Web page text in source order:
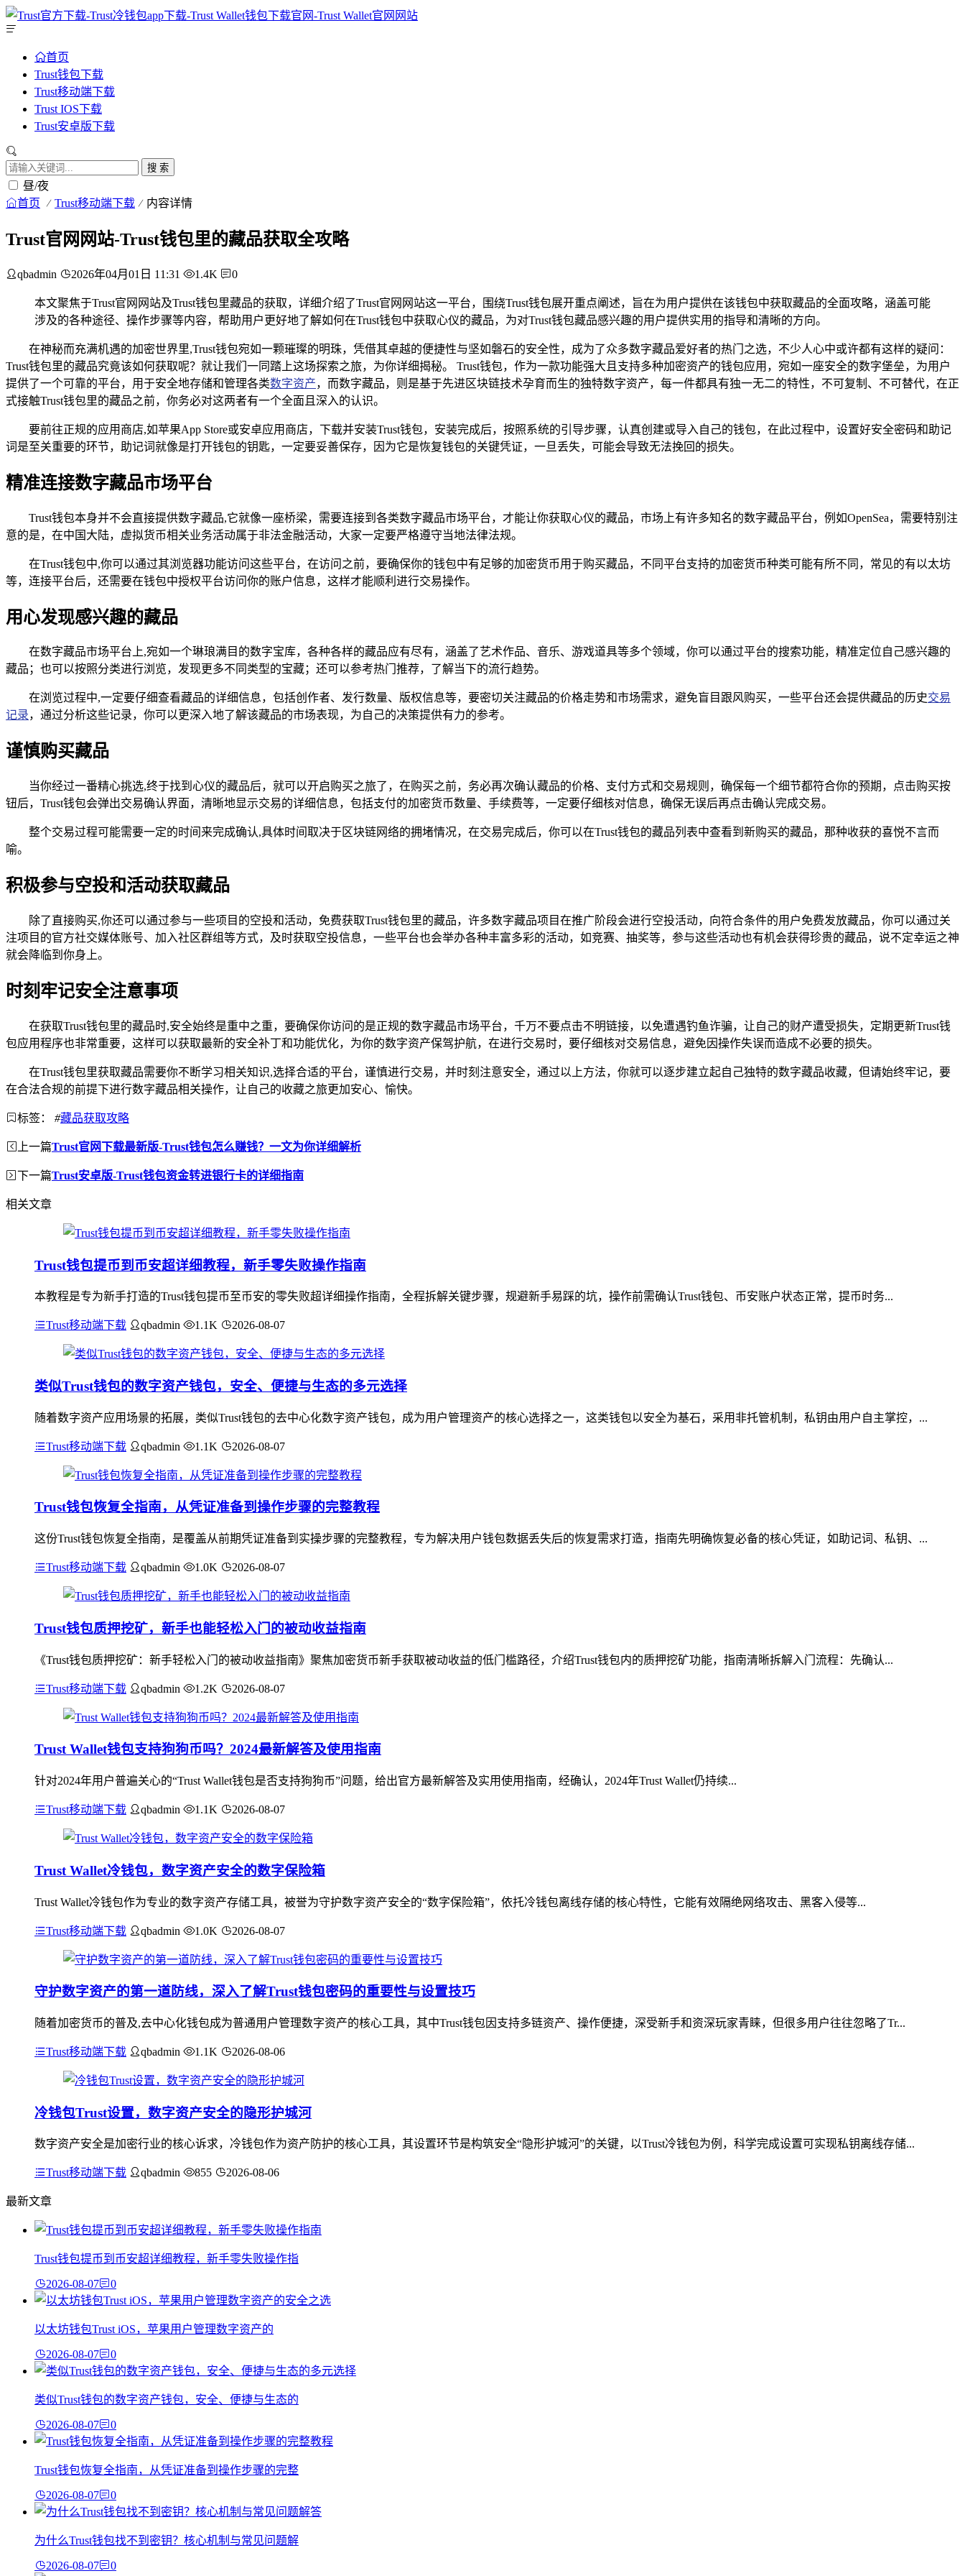
首页
Trust钱包下载
Trust移动端下载
Trust IOS下载
Trust安卓版下载
搜 索
昼/夜
首页 Trust移动端下载 内容详情
Trust官网网站-Trust钱包里的藏品获取全攻略
qbadmin 2026年04月01日 11:31 1.4K 0
本文聚焦于Trust官网网站及Trust钱包里藏品的获取，详细介绍了Trust官网网站这一平台，围绕Trust钱包展开重点阐述，旨在为用户提供在该钱包中获取藏品的全面攻略，涵盖可能
涉及的各种途径、操作步骤等内容，帮助用户更好地了解如何在Trust钱包中获取心仪的藏品，为对Trust钱包藏品感兴趣的用户提供实用的指导和清晰的方向。
在神秘而充满机遇的加密世界里,Trust钱包宛如一颗璀璨的明珠，凭借其卓越的便捷性与坚如磐石的安全性，成为了众多数字藏品爱好者的热门之选，不少人心中或许都有这样的疑问：
Trust钱包里的藏品究竟该如何获取呢？就让我们一同踏上这场探索之旅，为你详细揭秘。 Trust钱包，作为一款功能强大且支持多种加密资产的钱包应用，宛如一座安全的数字堡垒，为用户
提供了一个可靠的平台，用于安全地存储和管理各类数字资产，而数字藏品，则是基于先进区块链技术孕育而生的独特数字资产，每一件都具有独一无二的特性，不可复制、不可替代，在正
式接触Trust钱包里的藏品之前，你务必对这两者有一个全面且深入的认识。
要前往正规的应用商店,如苹果App Store或安卓应用商店，下载并安装Trust钱包，安装完成后，按照系统的引导步骤，认真创建或导入自己的钱包，在此过程中，设置好安全密码和助记
词是至关重要的环节，助记词就像是打开钱包的钥匙，一定要妥善保存，因为它是恢复钱包的关键凭证，一旦丢失，可能会导致无法挽回的损失。
精准连接数字藏品市场平台
Trust钱包本身并不会直接提供数字藏品,它就像一座桥梁，需要连接到各类数字藏品市场平台，才能让你获取心仪的藏品，市场上有许多知名的数字藏品平台，例如OpenSea，需要特别注
意的是，在中国大陆，虚拟货币相关业务活动属于非法金融活动，大家一定要严格遵守当地法律法规。
在Trust钱包中,你可以通过其浏览器功能访问这些平台，在访问之前，要确保你的钱包中有足够的加密货币用于购买藏品，不同平台支持的加密货币种类可能有所不同，常见的有以太坊
等，连接平台后，还需要在钱包中授权平台访问你的账户信息，这样才能顺利进行交易操作。
用心发现感兴趣的藏品
在数字藏品市场平台上,宛如一个琳琅满目的数字宝库，各种各样的藏品应有尽有，涵盖了艺术作品、音乐、游戏道具等多个领域，你可以通过平台的搜索功能，精准定位自己感兴趣的
藏品；也可以按照分类进行浏览，发现更多不同类型的宝藏；还可以参考热门推荐，了解当下的流行趋势。
在浏览过程中,一定要仔细查看藏品的详细信息，包括创作者、发行数量、版权信息等，要密切关注藏品的价格走势和市场需求，避免盲目跟风购买，一些平台还会提供藏品的历史交易
记录，通过分析这些记录，你可以更深入地了解该藏品的市场表现，为自己的决策提供有力的参考。
谨慎购买藏品
当你经过一番精心挑选,终于找到心仪的藏品后，就可以开启购买之旅了，在购买之前，务必再次确认藏品的价格、支付方式和交易规则，确保每一个细节都符合你的预期，点击购买按
钮后，Trust钱包会弹出交易确认界面，清晰地显示交易的详细信息，包括支付的加密货币数量、手续费等，一定要仔细核对信息，确保无误后再点击确认完成交易。
整个交易过程可能需要一定的时间来完成确认,具体时间取决于区块链网络的拥堵情况，在交易完成后，你可以在Trust钱包的藏品列表中查看到新购买的藏品，那种收获的喜悦不言而
喻。
积极参与空投和活动获取藏品
除了直接购买,你还可以通过参与一些项目的空投和活动，免费获取Trust钱包里的藏品，许多数字藏品项目在推广阶段会进行空投活动，向符合条件的用户免费发放藏品，你可以通过关
注项目的官方社交媒体账号、加入社区群组等方式，及时获取空投信息，一些平台也会举办各种丰富多彩的活动，如竞赛、抽奖等，参与这些活动也有机会获得珍贵的藏品，说不定幸运之神
就会降临到你身上。
时刻牢记安全注意事项
在获取Trust钱包里的藏品时,安全始终是重中之重，要确保你访问的是正规的数字藏品市场平台，千万不要点击不明链接，以免遭遇钓鱼诈骗，让自己的财产遭受损失，定期更新Trust钱
包应用程序也非常重要，这样可以获取最新的安全补丁和功能优化，为你的数字资产保驾护航，在进行交易时，要仔细核对交易信息，避免因操作失误而造成不必要的损失。
在Trust钱包里获取藏品需要你不断学习相关知识,选择合适的平台，谨慎进行交易，并时刻注意安全，通过以上方法，你就可以逐步建立起自己独特的数字藏品收藏，但请始终牢记，要
在合法合规的前提下进行数字藏品相关操作，让自己的收藏之旅更加安心、愉快。
标签： #藏品获取攻略
上一篇Trust官网下载最新版-Trust钱包怎么赚钱？一文为你详细解析
下一篇Trust安卓版-Trust钱包资金转进银行卡的详细指南
相关文章
Trust钱包提币到币安超详细教程，新手零失败操作指南
本教程是专为新手打造的Trust钱包提币至币安的零失败超详细操作指南，全程拆解关键步骤，规避新手易踩的坑，操作前需确认Trust钱包、币安账户状态正常，提币时务...
Trust移动端下载 qbadmin 1.1K 2026-08-07
类似Trust钱包的数字资产钱包，安全、便捷与生态的多元选择
随着数字资产应用场景的拓展，类似Trust钱包的去中心化数字资产钱包，成为用户管理资产的核心选择之一，这类钱包以安全为基石，采用非托管机制，私钥由用户自主掌控，...
Trust移动端下载 qbadmin 1.1K 2026-08-07
Trust钱包恢复全指南，从凭证准备到操作步骤的完整教程
这份Trust钱包恢复全指南，是覆盖从前期凭证准备到实操步骤的完整教程，专为解决用户钱包数据丢失后的恢复需求打造，指南先明确恢复必备的核心凭证，如助记词、私钥、...
Trust移动端下载 qbadmin 1.0K 2026-08-07
Trust钱包质押挖矿，新手也能轻松入门的被动收益指南
《Trust钱包质押挖矿：新手轻松入门的被动收益指南》聚焦加密货币新手获取被动收益的低门槛路径，介绍Trust钱包内的质押挖矿功能，指南清晰拆解入门流程：先确认...
Trust移动端下载 qbadmin 1.2K 2026-08-07
Trust Wallet钱包支持狗狗币吗？2024最新解答及使用指南
针对2024年用户普遍关心的“Trust Wallet钱包是否支持狗狗币”问题，给出官方最新解答及实用使用指南，经确认，2024年Trust Wallet仍持续...
Trust移动端下载 qbadmin 1.1K 2026-08-07
Trust Wallet冷钱包，数字资产安全的数字保险箱
Trust Wallet冷钱包作为专业的数字资产存储工具，被誉为守护数字资产安全的“数字保险箱”，依托冷钱包离线存储的核心特性，它能有效隔绝网络攻击、黑客入侵等...
Trust移动端下载 qbadmin 1.0K 2026-08-07
守护数字资产的第一道防线，深入了解Trust钱包密码的重要性与设置技巧
随着加密货币的普及,去中心化钱包成为普通用户管理数字资产的核心工具，其中Trust钱包因支持多链资产、操作便捷，深受新手和资深玩家青睐，但很多用户往往忽略了Tr...
Trust移动端下载 qbadmin 1.1K 2026-08-06
冷钱包Trust设置，数字资产安全的隐形护城河
数字资产安全是加密行业的核心诉求，冷钱包作为资产防护的核心工具，其设置环节是构筑安全“隐形护城河”的关键，以Trust冷钱包为例，科学完成设置可实现私钥离线存储...
Trust移动端下载 qbadmin 855 2026-08-06
最新文章
Trust钱包提币到币安超详细教程，新手零失败操作指
2026-08-07 0
以太坊钱包Trust iOS，苹果用户管理数字资产的
2026-08-07 0
类似Trust钱包的数字资产钱包，安全、便捷与生态的
2026-08-07 0
Trust钱包恢复全指南，从凭证准备到操作步骤的完整
2026-08-07 0
为什么Trust钱包找不到密钥？核心机制与常见问题解
2026-08-07 0